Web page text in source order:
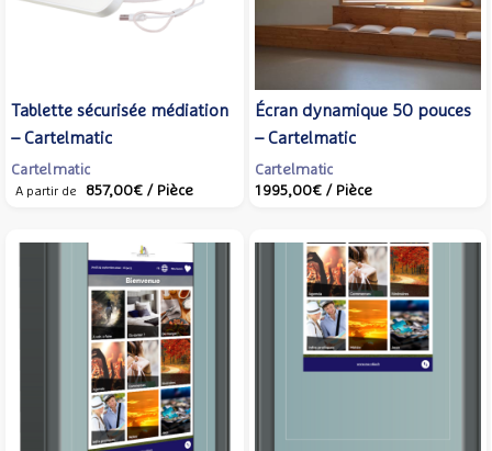
Tablette sécurisée médiation
– Cartelmatic
Cartelmatic
A partir de 857,00€ / Pièce
Écran dynamique 50 pouces
– Cartelmatic
Cartelmatic
1 995,00€ / Pièce